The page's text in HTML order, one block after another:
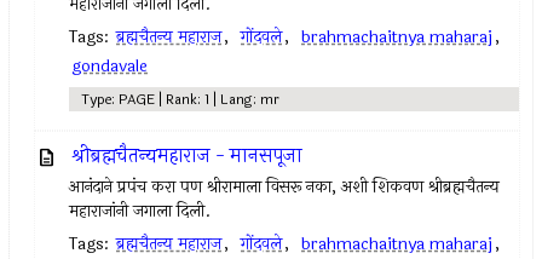
Tags: ब्रह्मचैतन्य महाराज, गोंदवले, brahmachaitnya maharaj,
gondavale
Type: PAGE | Rank: 1 | Lang: mr
श्रीब्रह्मचैतन्यमहाराज - मानसपूजा
आनंदाने प्रपंच करा पण श्रीरामाला विसरू नका, अशी शिकवण श्रीब्रह्मचैतन्य
महाराजांनी जगाला दिली.
Tags: ब्रह्मचैतन्य महाराज, गोंदवले, brahmachaitnya maharaj,